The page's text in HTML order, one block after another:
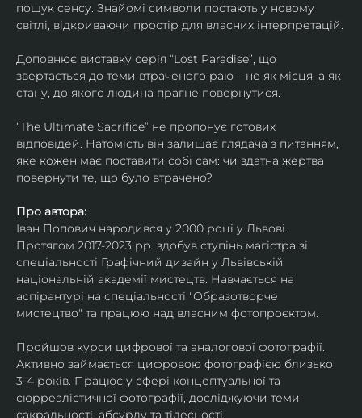
пошук сенсу. Знайомі символи постають у новому
світлі, відкриваючи простір для власних інтерпретацій.
Доповнює виставку серія “Lost Paradise”, що
звертається до теми втраченого раю – не як місця, а як
стану, до якого людина прагне повернутися.
“The Ultimate Sacrifice” не пропонує готових
відповідей. Натомість він залишає глядача з питанням,
яке кожен має поставити собі сам: чи здатна жертва
повернути те, що було втрачено?
Про автора:
Іван Попович народився у 2000 році у Львові.
Протягом 2017-2023 рр. здобув ступінь магістра зі
спеціальності Графічний дизайн у Львівській
національній академії мистецтв. Навчається на
аспірантурі на спеціальності "Образотворче
мистецтво" та працюю над власним фотопроєктом.
Пройшов курси цифрової та аналогової фотографії.
Активно займається цифровою фотографією близько
3-4 років. Працює у сфері концептуальної та
сюрреалістичної фотографії, досліджуючи теми
сакральності, абсурду та тілесності.